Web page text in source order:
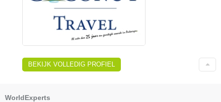
BEKIJK VOLLEDIG PROFIEL
WorldExperts